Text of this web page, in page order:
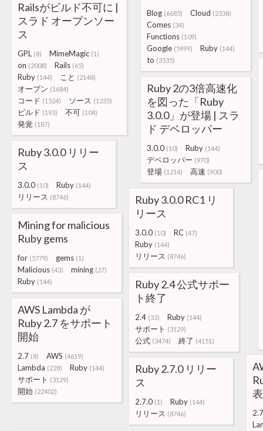
Railsがビルド不可に |
スラド オープンソー
ス
GPL (8) MimeMagic (1)
on (2008) Rails (65)
Ruby (144) こと (2148)
オープン (1684)
コード (1524) ソース (1235)
ビルド (193) 不可 (104)
発覚 (187)
Blog (6685) Cloud (2338)
Comes (34)
Functions (109)
Google (5999) Ruby (144)
to (3535)
Ruby 2の3倍高速化
を図った「Ruby
3.0.0」が登場 | スラ
ド デベロッパー
3.0.0 (10) Ruby (144)
デベロッパー (970)
登場 (1214) 高速 (900)
Ruby 3.0.0 リリー
ス
3.0.0 (10) Ruby (144)
リリース (8746)
Ruby 3.0.0 RC1 リ
リース
3.0.0 (10) RC (47)
Ruby (144)
リリース (8746)
Mining for malicious
Ruby gems
for (5779) gems (1)
Malicious (43) mining (27)
Ruby (144)
Ruby 2.4 公式サポー
ト終了
2.4 (33) Ruby (144)
サポート (3129)
公式 (3474) 終了 (4151)
AWS Lambda が
Ruby 2.7 をサポート
開始
2.7 (8) AWS (4619)
Lambda (228) Ruby (144)
サポート (3129)
開始 (22402)
2.7
Ruby 2.7.0 リリー
ス
2.7.0 (1) Ruby (144)
リリース (8746)